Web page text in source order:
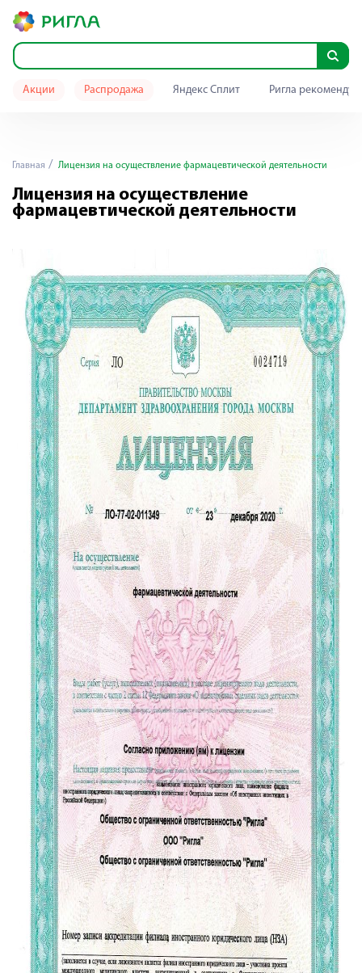
Акции Распродажа Яндекс Сплит Ригла
Главная Лицензия на осуществление фармацевтической деятельности
Лицензия на осуществление
фармацевтической деятельности